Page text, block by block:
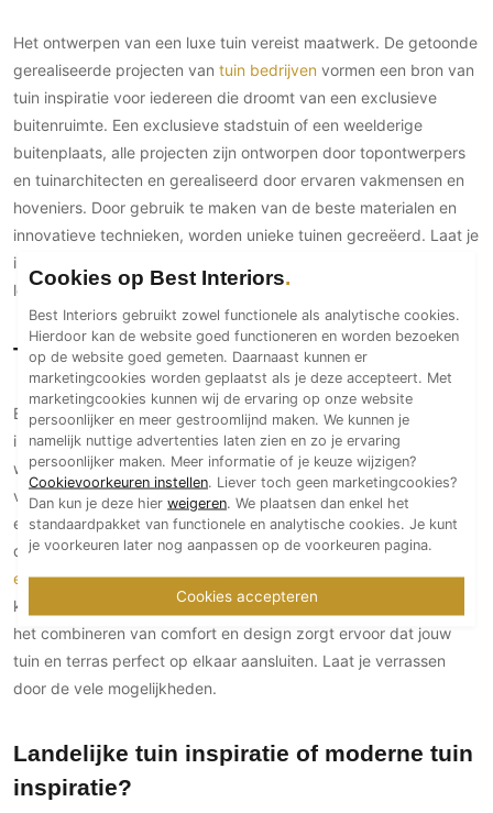
Het ontwerpen van een luxe tuin vereist maatwerk. De getoonde
gerealiseerde projecten van tuin bedrijven vormen een bron van
tuin inspiratie voor iedereen die droomt van een exclusieve
buitenruimte. Een exclusieve stadstuin of een weelderige
buitenplaats, alle projecten zijn ontworpen door topontwerpers
en tuinarchitecten en gerealiseerd door ervaren vakmensen en
hoveniers. Door gebruik te maken van de beste materialen en
innovatieve technieken, worden unieke tuinen gecreëerd. Laat je
inspireren door de projecten en ontdek hoe luxe tuin ideeën tot
leven komen.
Tuin en terras inspiratie
Een luxe tuin is niet compleet zonder een stijlvol en goed
ingericht terras. Het terras vormt het hart van de tuin, een plek
waar je kunt ontspannen, samen kunt komen en kunt genieten
van het buitenleven. Wij inspireren je graag met creatieve en
exclusieve oplossingen voor terras en tuin inspiratie. Denk aan
duurzamenatuurstenen buitenvloeren,luxe tuinmeubelenen
exclusieve tuinverlichtingdie een warme sfeer creëren. Of je nu
kiest voor een modern terras of een meer landelijke uitstraling,
het combineren van comfort en design zorgt ervoor dat jouw
tuin en terras perfect op elkaar aansluiten. Laat je verrassen
door de vele mogelijkheden.
Landelijke tuin inspiratie of moderne tuin
inspiratie?
Cookies op Best Interiors
Best Interiors gebruikt zowel functionele als analytische cookies.
Hierdoor kan de website goed functioneren en worden bezoeken
op de website goed gemeten. Daarnaast kunnen er
marketingcookies worden geplaatst als je deze accepteert. Met
marketingcookies kunnen wij de ervaring op onze website
persoonlijker en meer gestroomlijnd maken. We kunnen je
namelijk nuttige advertenties laten zien en zo je ervaring
persoonlijker maken. Meer informatie of je keuze wijzigen?
Cookievoorkeuren instellen. Liever toch geen marketingcookies?
Dan kun je deze hier weigeren. We plaatsen dan enkel het
standaardpakket van functionele en analytische cookies. Je kunt
je voorkeuren later nog aanpassen op de voorkeuren pagina.
Cookies accepteren